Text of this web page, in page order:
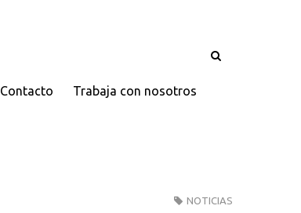
Contacto Trabaja con nosotros
NOTICIAS